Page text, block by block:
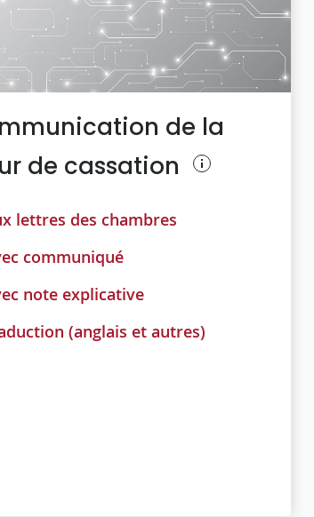
de la
de cassation
lettres des chambres
communiqué
note explicative
(anglais et autres)